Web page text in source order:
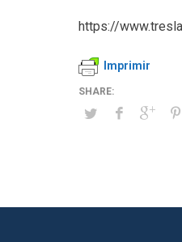
https://
Imprimir